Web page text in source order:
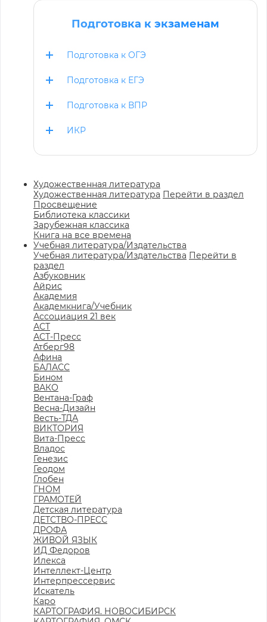
Подготовка к экзаменам
Подготовка к ОГЭ
Подготовка к ЕГЭ
Подготовка к ВПР
ИКР
Художественная литература
Художественная литература Перейти в раздел
Просвещение
Библиотека классики
Зарубежная классика
Книга на все времена
Учебная литература/Издательства
Учебная литература/Издательства Перейти в
раздел
Азбуковник
Айрис
Академия
Академкнига/Учебник
Ассоциация 21 век
АСТ
АСТ-Пресс
Атберг98
Афина
БАЛАСС
Бином
ВАКО
Вентана-Граф
Весна-Дизайн
Весть-ТДА
ВИКТОРИЯ
Вита-Пресс
Владос
Генезис
Геодом
Глобен
ГНОМ
ГРАМОТЕЙ
Детская литература
ДЕТСТВО-ПРЕСС
ДРОФА
ЖИВОЙ ЯЗЫК
ИД Федоров
Илекса
Интеллект-Центр
Интерпрессервис
Искатель
Каро
КАРТОГРАФИЯ. НОВОСИБИРСК